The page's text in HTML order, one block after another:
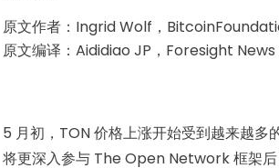
原文作者：Ingrid Wolf，
原文编译：Aididiao JP，Foresight News
5 月初，TON 价格上涨开始受到越来越
将更深入参与 The Open Network 框架